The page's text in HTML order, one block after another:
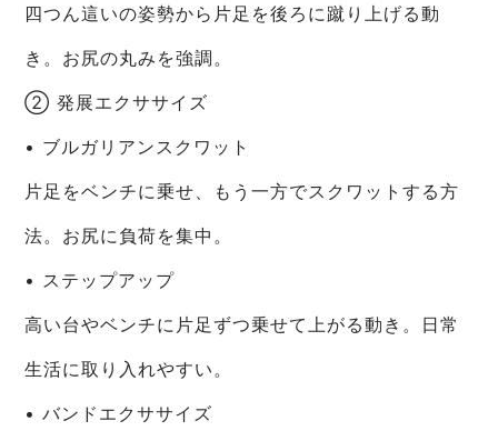
四つん這いの姿勢から片足を後ろに蹴り上げる動
き。お尻の丸みを強調。
② 発展エクササイズ
• ブルガリアンスクワット
片足をベンチに乗せ、もう一方でスクワットする方
法。お尻に負荷を集中。
• ステップアップ
高い台やベンチに片足ずつ乗せて上がる動き。日常
生活に取り入れやすい。
• バンドエクササイズ